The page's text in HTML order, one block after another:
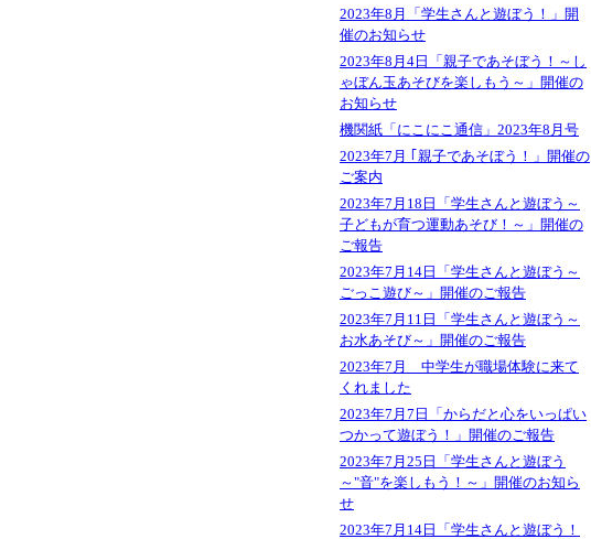
2023年8月「学生さんと遊ぼう！」開
催のお知らせ
2023年8月4日「親子であそぼう！～し
ゃぼん玉あそびを楽しもう～」開催の
お知らせ
機関紙「にこにこ通信」2023年8月号
2023年7月 ｢親子であそぼう！」開催の
ご案内
2023年7月18日「学生さんと遊ぼう～
子どもが育つ運動あそび！～」開催の
ご報告
2023年7月14日「学生さんと遊ぼう～
ごっこ遊び～」開催のご報告
2023年7月11日「学生さんと遊ぼう～
お水あそび～」開催のご報告
2023年7月 中学生が職場体験に来て
くれました
2023年7月7日「からだと心をいっぱい
つかって遊ぼう！」開催のご報告
2023年7月25日「学生さんと遊ぼう
～"音"を楽しもう！～」開催のお知ら
せ
2023年7月14日「学生さんと遊ぼう！